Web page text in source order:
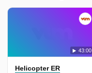
43:00
Helicopter ER